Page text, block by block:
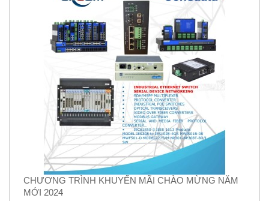
CHƯƠNG TRÌNH KHUYẾN MÃI CHÀO MỪNG NĂM
MỚI 2024